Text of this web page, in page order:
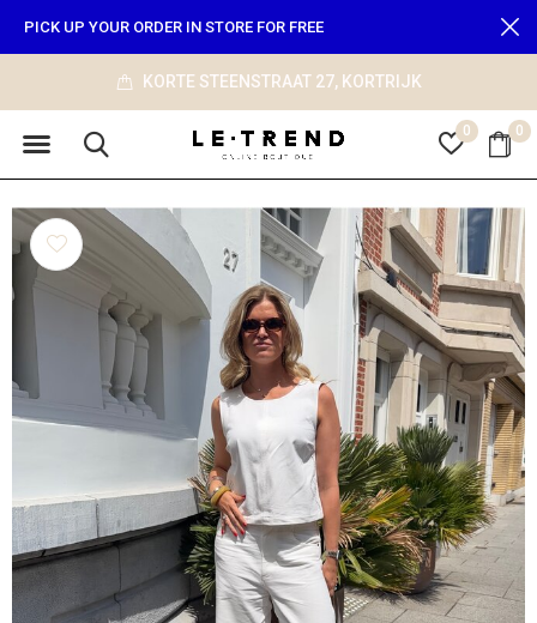
0 0
info@le-trend.com
PICK UP YOUR ORDER IN STORE FOR FREE